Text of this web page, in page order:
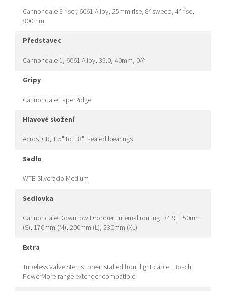
Cannondale 3 riser, 6061 Alloy, 25mm rise, 8° sweep, 4° rise,
800mm
představec
Cannondale 1, 6061 Alloy, 35.0, 40mm, 0Â°
gripy
Cannondale TaperRidge
hlavové složení
Acros ICR, 1.5" to 1.8", sealed bearings
sedlo
WTB Silverado Medium
sedlovka
Cannondale DownLow Dropper, internal routing, 34.9, 150mm
(S), 170mm (M), 200mm (L), 230mm (XL)
extra
Tubeless Valve Stems, pre-installed front light cable, Bosch
PowerMore range extender compatible